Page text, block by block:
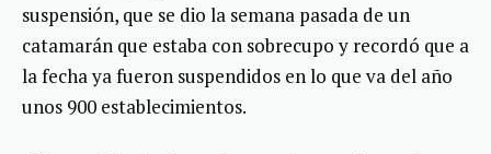
suspensión, que se dio la semana pasada de un
catamarán que estaba con sobrecupo y recordó que a
la fecha ya fueron suspendidos en lo que va del año
unos 900 establecimientos.